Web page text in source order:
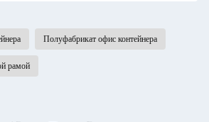
Полуфабрикат офис контейнера
рамой